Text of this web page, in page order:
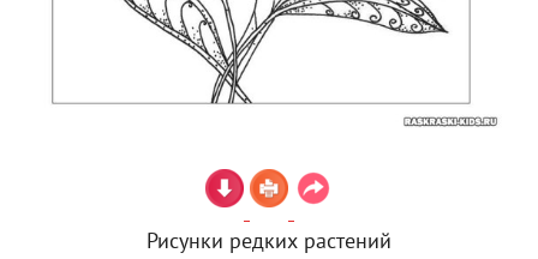
Рисунки редких растений